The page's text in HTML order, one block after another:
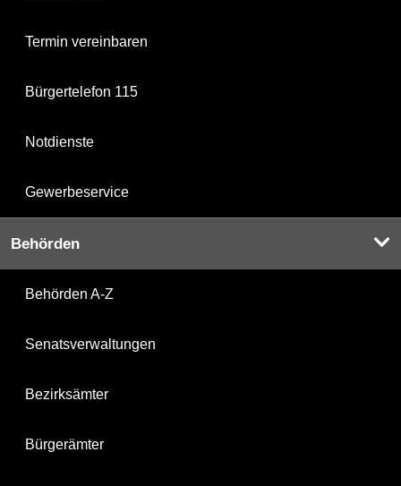
Termin vereinbaren
Bürgertelefon 115
Notdienste
Gewerbeservice
Behörden
Behörden A-Z
Senatsverwaltungen
Bezirksämter
Bürgerämter